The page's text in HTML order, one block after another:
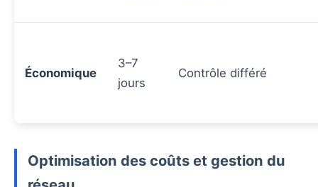
Économique
3–7
jours
Contrôle différé
Optimisation des coûts et gestion du